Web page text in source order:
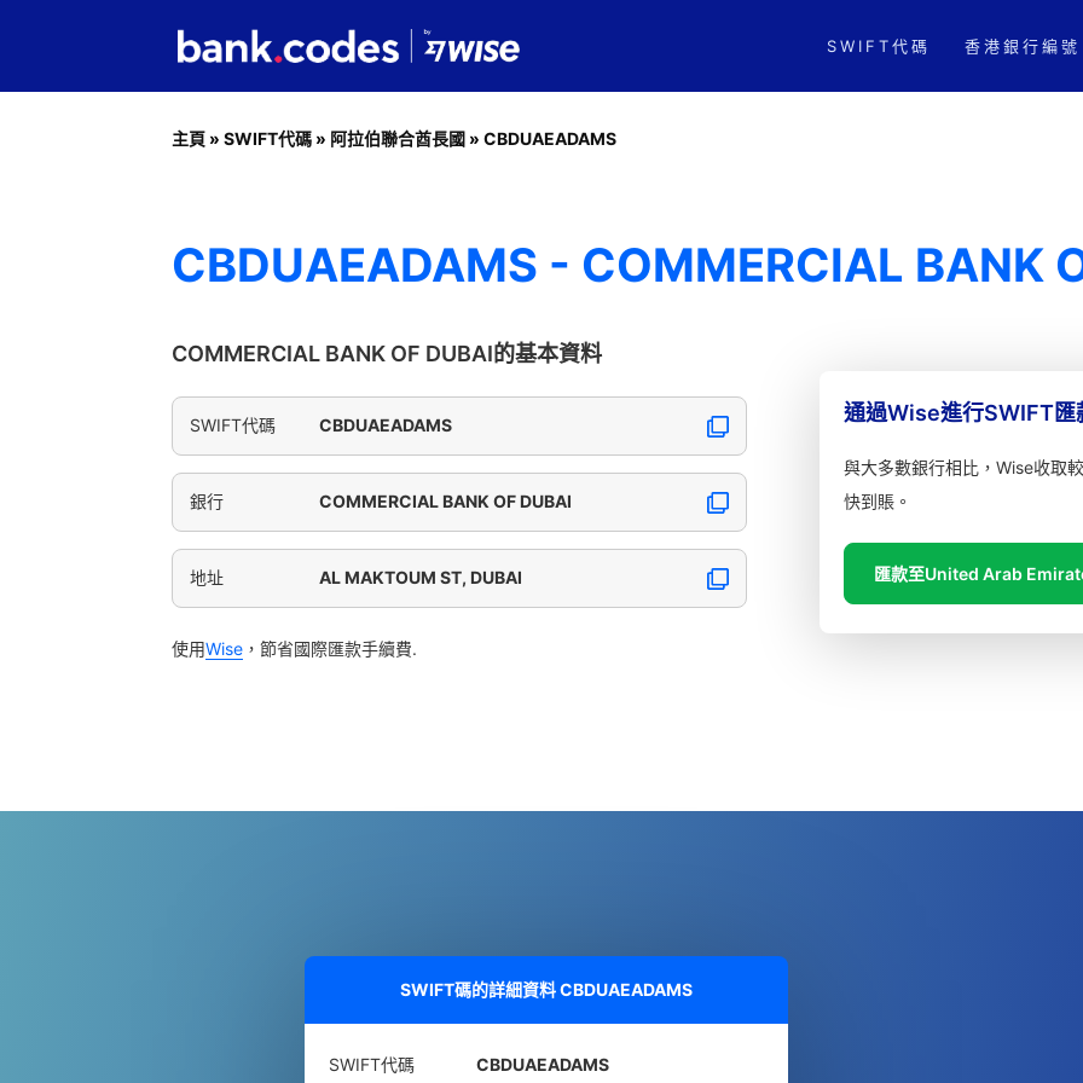
SWIFT代碼 香港銀行編號
主頁 » SWIFT代碼 » 阿拉伯聯合酋長國 » CBDUAEADAMS
CBDUAEADAMS - COMMERCIAL BANK
COMMERCIAL BANK OF DUBAI的基本資料
SWIFT代碼 CBDUAEADAMS
銀行 COMMERCIAL BANK OF DUBAI
地址 AL MAKTOUM ST, DUBAI
使用Wise ，節省國際匯款手續費.
通過Wise進行SWIFT匯
與大多數銀行相比，Wise收取
快到賬。
匯款至United Arab
SWIFT碼的詳細資料CBDUAEADAMS
SWIFT代碼 CBDUAEADAMS